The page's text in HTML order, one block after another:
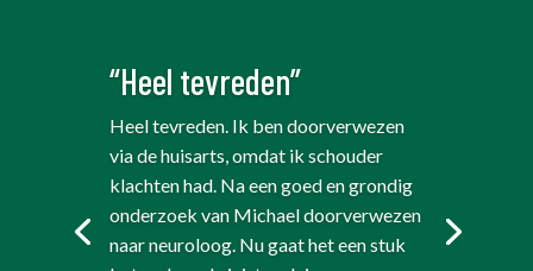
“Heel tevreden”
Heel tevreden. Ik ben doorverwezen
via de huisarts, omdat ik schouder
klachten had. Na een goed en grondig
onderzoek van Michael doorverwezen
naar neuroloog. Nu gaat het een stuk